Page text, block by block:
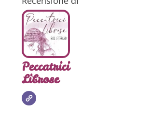
Peccatrici
Librose